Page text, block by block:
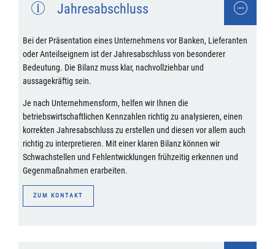
Jahresabschluss
Bei der Präsentation eines Unternehmens vor Banken, Lieferanten
oder Anteilseignern ist der Jahresabschluss von besonderer
Bedeutung. Die Bilanz muss klar, nachvollziehbar und
aussagekräftig sein.
Je nach Unternehmensform, helfen wir Ihnen die
betriebswirtschaftlichen Kennzahlen richtig zu analysieren, einen
korrekten Jahresabschluss zu erstellen und diesen vor allem auch
richtig zu interpretieren. Mit einer klaren Bilanz können wir
Schwachstellen und Fehlentwicklungen frühzeitig erkennen und
Gegenmaßnahmen erarbeiten.
ZUM KONTAKT